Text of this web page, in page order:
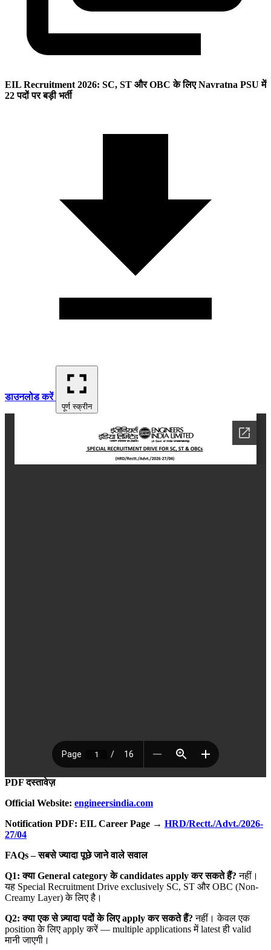
EIL Recruitment 2026: SC, ST और OBC के लिए Navratna PSU में
22 पदों पर बड़ी भर्ती
डाउनलोड करें
पूर्ण स्क्रीन
PDF दस्तावेज़
Official Website: engineersindia.com
Notification PDF: EIL Career Page → HRD/Rectt./Advt./2026-
27/04
FAQs –सबसे ज्यादा पूछे जाने वाले सवाल
Q1:क्या General categoryके candidates applyकर सकते हैं? नहीं।
यह Special Recruitment Drive exclusively SC, ST और OBC (Non-
Creamy Layer) के लिए है।
Q2:क्या एक से ज़्यादा पदों के लिए applyकर सकते हैं? नहीं। केवल एक
position के लिए apply करें — multiple applications में latest ही valid
मानी जाएगी।